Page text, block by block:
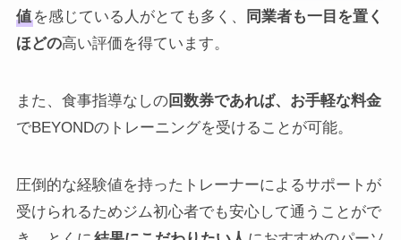
値を感じている人がとても多く、
同業者も一目を置く
ほどの高い評価を得ています。
また、食事指導なしの回数券であれば、お手軽な料金
でBEYONDのトレーニングを受けることが可能。
圧倒的な経験値を持ったトレーナーによるサポートが
受けられるためジム初心者でも安心して通うことがで